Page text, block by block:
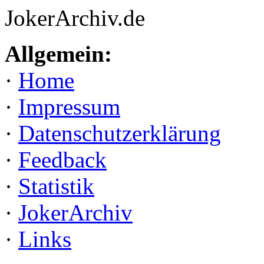
JokerArchiv.de
Allgemein:
· Home
· Impressum
· Datenschutzerklärung
· Feedback
· Statistik
· JokerArchiv
· Links